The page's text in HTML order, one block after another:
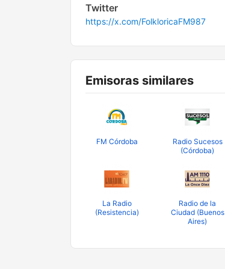
Twitter
https://x.com/FolkloricaFM987
Emisoras similares
FM Córdoba
Radio Sucesos
(Córdoba)
La Radio
(Resistencia)
Radio de la
Ciudad (Buenos
Aires)